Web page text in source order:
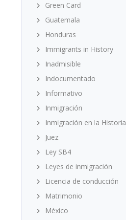
Green Card
Guatemala
Honduras
Immigrants in History
Inadmisible
Indocumentado
Informativo
Inmigración
Inmigración en la Historia
Juez
Ley SB4
Leyes de inmigración
Licencia de conducción
Matrimonio
México